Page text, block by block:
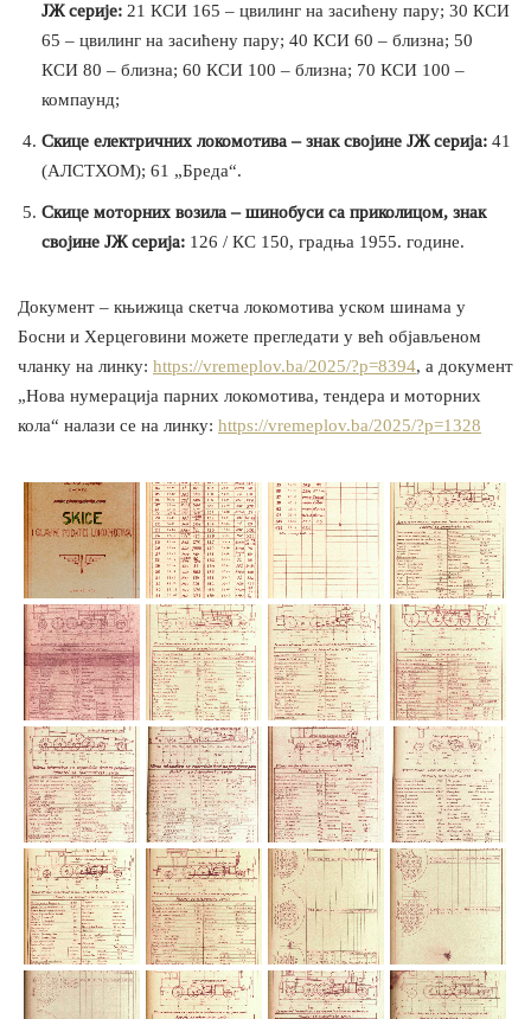
ЈЖ серије: 21 КСИ 165 – цвилинг на засићену пару; 30 КСИ
65 – цвилинг на засићену пару; 40 КСИ 60 – близна; 50
КСИ 80 – близна; 60 КСИ 100 – близна; 70 КСИ 100 –
компаунд;
Скице електричних локомотива – знак својине ЈЖ серија: 41
(АЛСТХОМ); 61 „Бреда“.
Скице моторних возила – шинобуси са приколицом, знак
својине ЈЖ серија: 126 / КС 150, градња 1955. године.
Документ – књижица скетча локомотива уском шинама у
Босни и Херцеговини можете прегледати у већ објављеном
чланку на линку: https://vremeplov.ba/2025/?p=8394, а документ
„Нова нумерација парних локомотива, тендера и моторних
кола“ налази се на линку: https://vremeplov.ba/2025/?p=1328